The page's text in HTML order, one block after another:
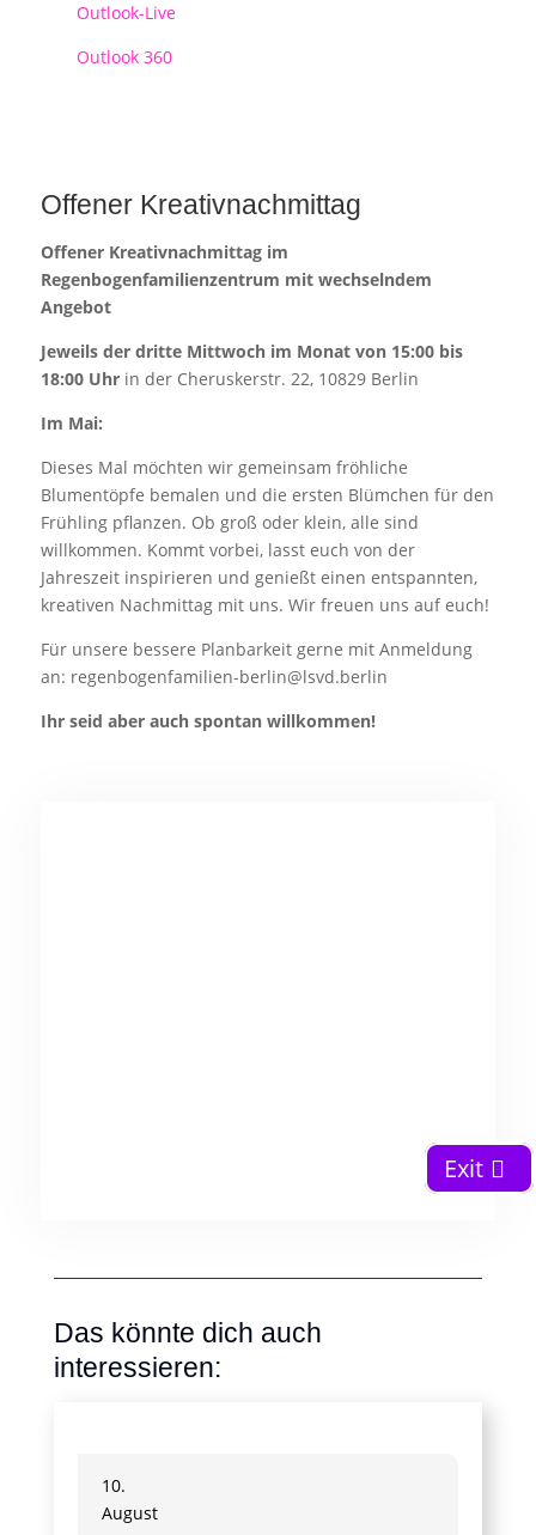
Outlook-Live
Outlook 360
Offener Kreativnachmittag
Offener Kreativnachmittag im
Regenbogenfamilienzentrum mit wechselndem
Angebot
Jeweils der dritte Mittwoch im Monat von 15:00 bis
18:00 Uhrin der Cheruskerstr. 22, 10829 Berlin
Im Mai:
Dieses Mal möchten wir gemeinsam fröhliche
Blumentöpfe bemalen und die ersten Blümchen für den
Frühling pflanzen. Ob groß oder klein, alle sind
willkommen. Kommt vorbei, lasst euch von der
Jahreszeit inspirieren und genießt einen entspannten,
kreativen Nachmittag mit uns. Wir freuen uns auf euch!
Für unsere bessere Planbarkeit gerne mit Anmeldung
an: regenbogenfamilien-berlin@lsvd.berlin
Ihr seid aber auch spontan willkommen!
Das könnte dich auch
interessieren:
10.
August
Exit